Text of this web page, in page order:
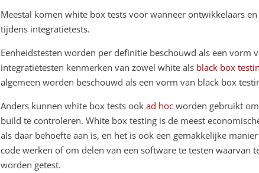
Meestal komen white box tests voor wanneer ontwikkelaars
tijdens integratietests.
Eenheidstesten worden per definitie beschouwd als een vorm
integratietesten kenmerken van zowel white als black box
algemeen worden beschouwd als een vorm van black box
Anders kunnen white box tests ookad hoc worden gebruikt
build te controleren. White box testing is de meest
als daar behoefte aan is, en het is ook een gemakkelijke
code werken of om delen van een software te testen waarvan
worden getest.